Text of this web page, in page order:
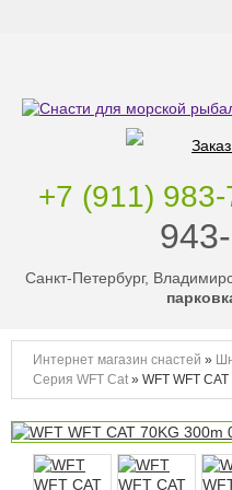
+7 (911)
Санкт-Петербург,
Интернет магазин снастей »
Серия WFT Cat » WFT WFT